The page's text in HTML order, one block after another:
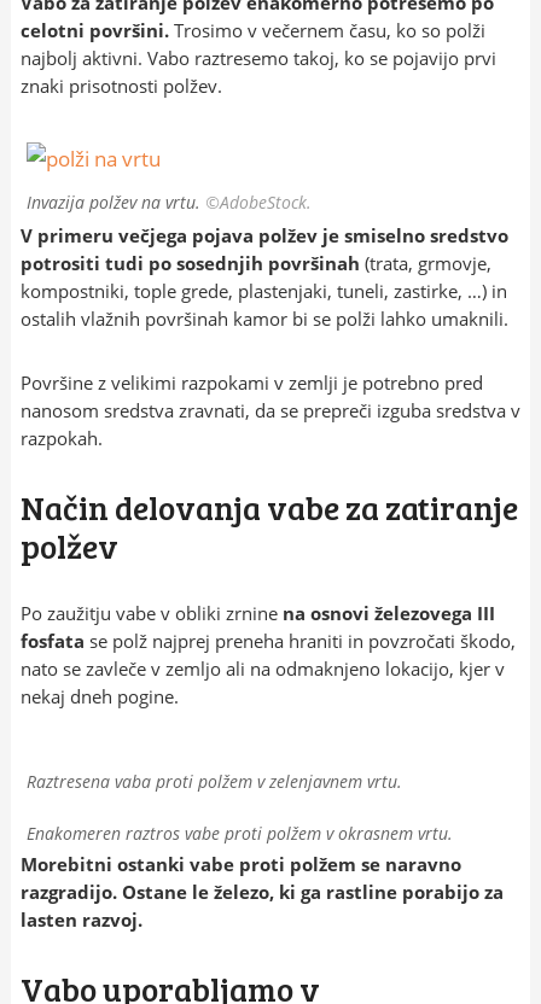
celotni površini. Trosimo v večernem času, ko so polži
najbolj aktivni. Vabo raztresemo takoj, ko se pojavijo prvi
znaki prisotnosti polžev.
Invazija polžev na vrtu. ©AdobeStock.
V primeru večjega pojava polžev je smiselno sredstvo
potrositi tudi po sosednjih površinah (trata, grmovje,
kompostniki, tople grede, plastenjaki, tuneli, zastirke, …) in
ostalih vlažnih površinah kamor bi se polži lahko umaknili.
Površine z velikimi razpokami v zemlji je potrebno pred
nanosom sredstva zravnati, da se prepreči izguba sredstva v
razpokah.
Način delovanja vabe za zatiranje
polžev
Po zaužitju vabe v obliki zrnine na osnovi železovega III
fosfata se polž najprej preneha hraniti in povzročati škodo,
nato se zavleče v zemljo ali na odmaknjeno lokacijo, kjer v
nekaj dneh pogine.
Raztresena vaba proti polžem v zelenjavnem vrtu.
Enakomeren raztros vabe proti polžem v okrasnem vrtu.
Morebitni ostanki vabe proti polžem se naravno
razgradijo. Ostane le železo, ki ga rastline porabijo za
lasten razvoj.
Vabo uporabljamo v